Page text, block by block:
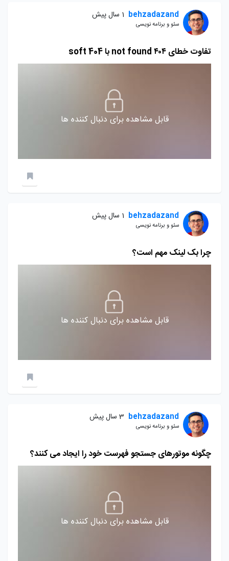
behzadazand 1 سال پیش
سئو و برنامه نویسی
تفاوت خطای ۴۰۴ not found با soft 404
قابل مشاهده برای دنبال کننده ها
behzadazand 1 سال پیش
سئو و برنامه نویسی
چرا بک لینک مهم است؟
قابل مشاهده برای دنبال کننده ها
behzadazand 3 سال پیش
سئو و برنامه نویسی
چگونه موتورهای جستجو فهرست خود را ایجاد می کنند؟
قابل مشاهده برای دنبال کننده ها